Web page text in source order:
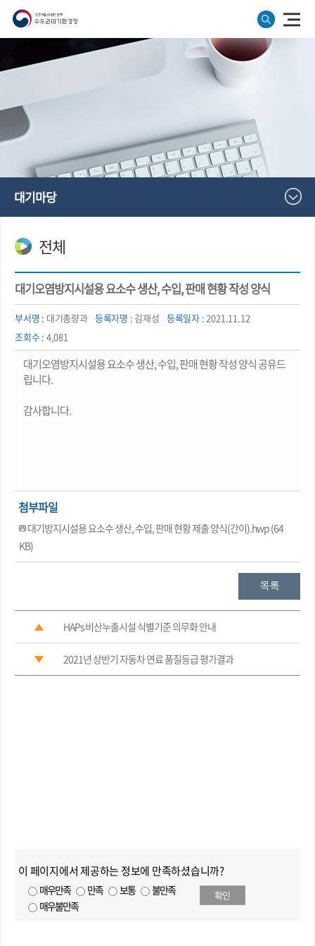
대기마당
전체
대기오염방지시설용 요소수 생산, 수입, 판매 현황 작성 양식
부서명 : 대기총량과 등록자명 : 김재성 등록일자 : 2021.11.12
조회수 : 4,081
대기오염방지시설용 요소수 생산, 수입, 판매 현황 작성 양식 공유드
립니다.
감사합니다.
첨부파일
대기방지시설용 요소수 생산, 수입, 판매 현황 제출 양식(간이).hwp (64
KB)
HAPs 비산누출시설 식별기준 의무화 안내
2021년 상반기 자동차 연료 품질등급 평가결과
이 페이지에서 제공하는 정보에 만족하셨습니까?
매우만족 만족 보통
불만족
매우불만족
확인